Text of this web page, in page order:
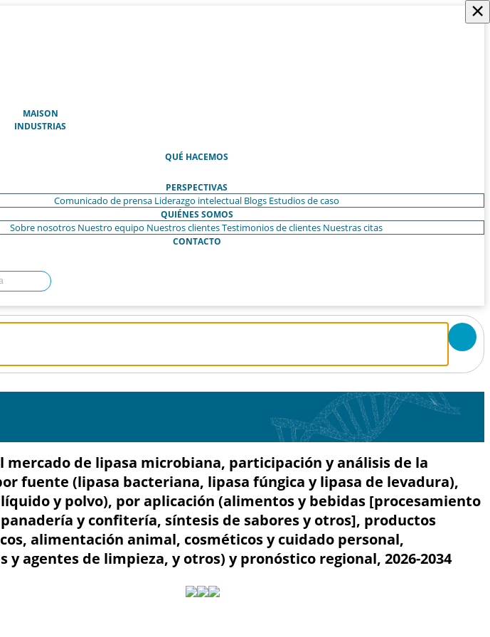
MAISON(ACTUAL)
INDUSTRIAS
QUÉ HACEMOS
PERSPECTIVAS
Comunicado de prensa Liderazgo intelectual Blogs Estudios de caso
QUIÉNES SOMOS
Sobre nosotros Nuestro equipo Nuestros clientesTestimonios de clientes Nuestras citas
CONTACTO
×
mercado de lipasa microbiana, participación y análisis de la
fuente (lipasa bacteriana, lipasa fúngica y lipasa de levadura),
y polvo), por aplicación (alimentos y bebidas [procesamiento
y confitería, síntesis de sabores y otros], productos
alimentación animal, cosméticos y cuidado personal,
y agentes de limpieza, y otros) y pronóstico regional, 2026-2034